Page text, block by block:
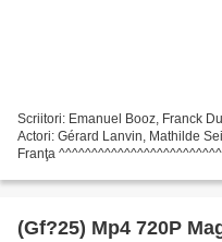
Scriitori: Emanuel Booz, Franck
Actori: Gérard Lanvin, Mathilde
Franţa
(Gf?25) Mp4 720P